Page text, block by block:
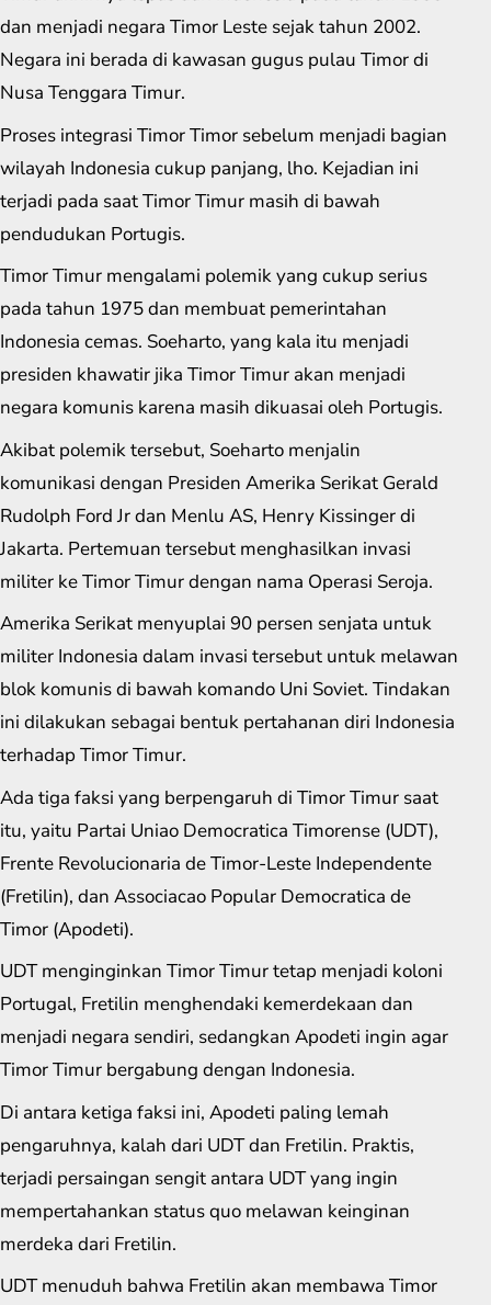
dan menjadi negara Timor Leste sejak tahun 2002.
Negara ini berada di kawasan gugus pulau Timor di
Nusa Tenggara Timur.
Proses integrasi Timor Timor sebelum menjadi bagian
wilayah Indonesia cukup panjang, lho. Kejadian ini
terjadi pada saat Timor Timur masih di bawah
pendudukan Portugis.
Timor Timur mengalami polemik yang cukup serius
pada tahun 1975 dan membuat pemerintahan
Indonesia cemas. Soeharto, yang kala itu menjadi
presiden khawatir jika Timor Timur akan menjadi
negara komunis karena masih dikuasai oleh Portugis.
Akibat polemik tersebut, Soeharto menjalin
komunikasi dengan Presiden Amerika Serikat Gerald
Rudolph Ford Jr dan Menlu AS, Henry Kissinger di
Jakarta. Pertemuan tersebut menghasilkan invasi
militer ke Timor Timur dengan nama Operasi Seroja.
Amerika Serikat menyuplai 90 persen senjata untuk
militer Indonesia dalam invasi tersebut untuk melawan
blok komunis di bawah komando Uni Soviet. Tindakan
ini dilakukan sebagai bentuk pertahanan diri Indonesia
terhadap Timor Timur.
Ada tiga faksi yang berpengaruh di Timor Timur saat
itu, yaitu Partai Uniao Democratica Timorense (UDT),
Frente Revolucionaria de Timor-Leste Independente
(Fretilin), dan Associacao Popular Democratica de
Timor (Apodeti).
UDT menginginkan Timor Timur tetap menjadi koloni
Portugal, Fretilin menghendaki kemerdekaan dan
menjadi negara sendiri, sedangkan Apodeti ingin agar
Timor Timur bergabung dengan Indonesia.
Di antara ketiga faksi ini, Apodeti paling lemah
pengaruhnya, kalah dari UDT dan Fretilin. Praktis,
terjadi persaingan sengit antara UDT yang ingin
mempertahankan status quo melawan keinginan
merdeka dari Fretilin.
UDT menuduh bahwa Fretilin akan membawa Timor